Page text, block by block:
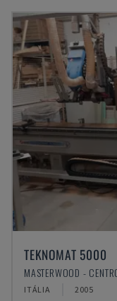
TEKNOMAT 5000
MASTERWOOD -
ITÁLIA 2005